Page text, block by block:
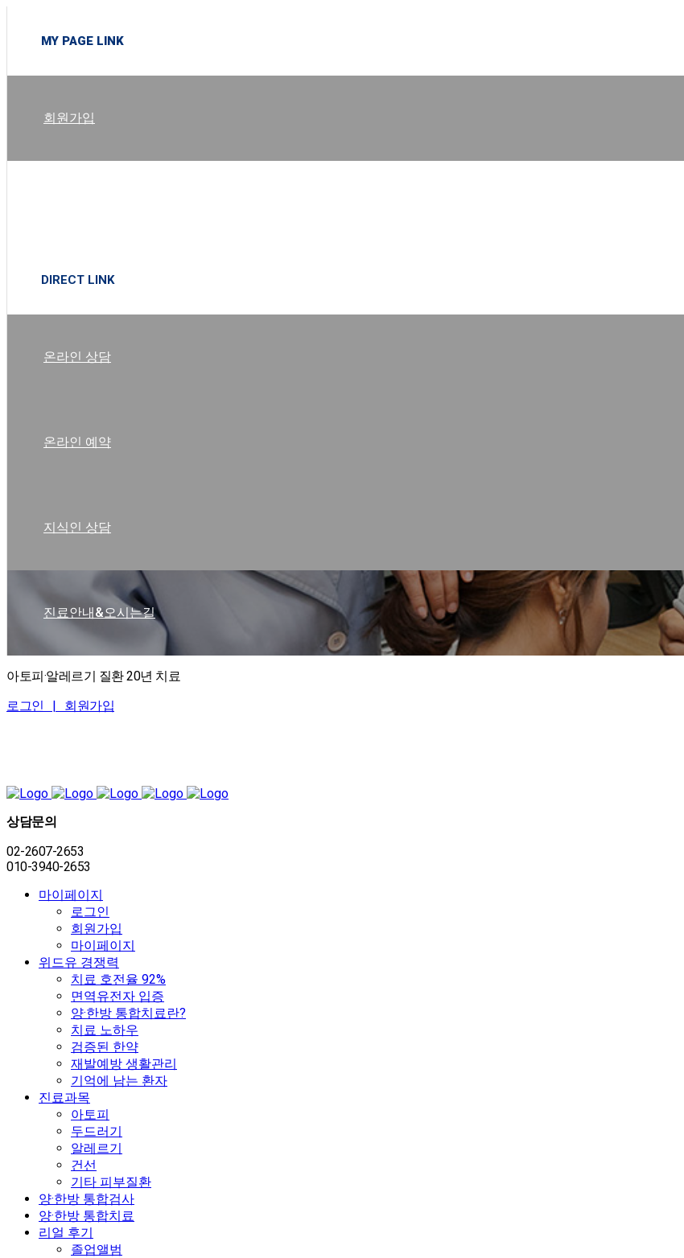
MY PAGE LINK
회원가입
DIRECT LINK
온라인 상담
온라인 예약
지식인 상담
진료안내&오시는길
아토피·알레르기 질환 20년 치료
로그인 | 회원가입
상담문의
02-2607-2653
010-3940-2653
마이페이지
로그인
회원가입
마이페이지
위드유 경쟁력
치료 호전율 92%
면역유전자 입증
양·한방 통합치료란?
치료 노하우
검증된 한약
재발예방 생활관리
기억에 남는 환자
진료과목
아토피
두드러기
알레르기
건선
기타 피부질환
양·한방 통합검사
양·한방 통합치료
리얼 후기
졸업앨범